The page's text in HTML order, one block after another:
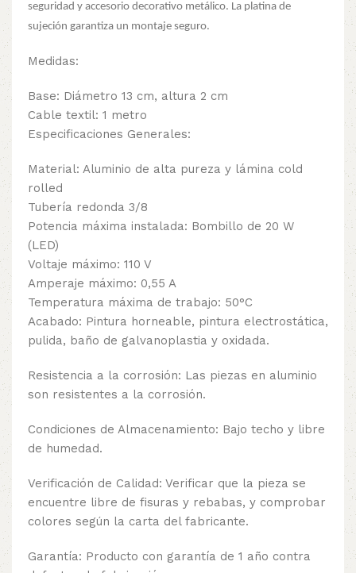
seguridad y accesorio decorativo metálico. La platina de
sujeción garantiza un montaje seguro.
Medidas:
Base: Diámetro 13 cm, altura 2 cm
Cable textil: 1 metro
Especificaciones Generales:
Material: Aluminio de alta pureza y lámina cold
rolled
Tubería redonda 3/8
Potencia máxima instalada: Bombillo de 20 W
(LED)
Voltaje máximo: 110 V
Amperaje máximo: 0,55 A
Temperatura máxima de trabajo: 50°C
Acabado: Pintura horneable, pintura electrostática,
pulida, baño de galvanoplastia y oxidada.
Resistencia a la corrosión: Las piezas en aluminio
son resistentes a la corrosión.
Condiciones de Almacenamiento: Bajo techo y libre
de humedad.
Verificación de Calidad: Verificar que la pieza se
encuentre libre de fisuras y rebabas, y comprobar
colores según la carta del fabricante.
Garantía: Producto con garantía de 1 año contra